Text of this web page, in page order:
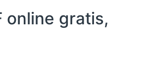
online gratis,